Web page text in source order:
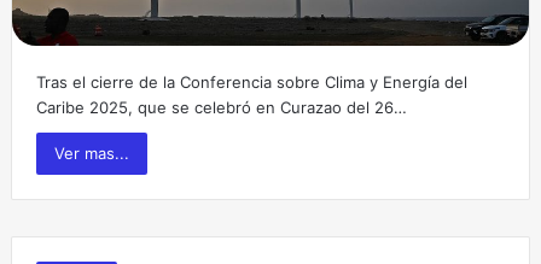
Tras el cierre de la Conferencia sobre Clima y Energía del
Caribe 2025, que se celebró en Curazao del 26…
Ver mas...